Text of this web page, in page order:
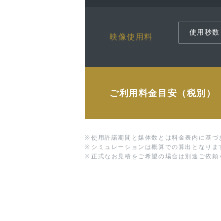
映像使用料
ご利用料金目安（税別）
※ 使用許諾期間と媒体数とは料金表内に基づ
※ シミュレーションは概算での算出となりま
※ 正式なお見積をご希望の場合は別途ご依頼